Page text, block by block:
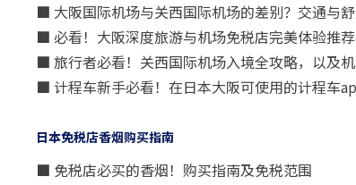
■ 大阪国际机场与关西国际机场的差别？交通与
■ 必看！大阪深度旅游与机场免税店完美体验推
■ 旅行者必看！关西国际机场入境全攻略，以及
■ 计程车新手必看！在日本大阪可使用的计程车
日本免税店香烟购买指南
■ 免税店必买的香烟！购买指南及免税范围